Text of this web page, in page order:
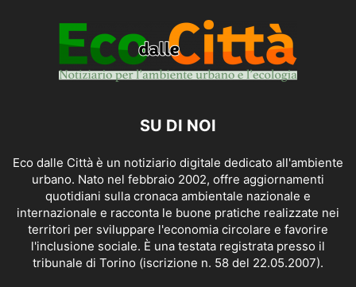
SU DI NOI
Eco dalle Città è un notiziario digitale dedicato all'ambiente
urbano. Nato nel febbraio 2002, offre aggiornamenti
quotidiani sulla cronaca ambientale nazionale e
internazionale e racconta le buone pratiche realizzate nei
territori per sviluppare l'economia circolare e favorire
l'inclusione sociale. È una testata registrata presso il
tribunale di Torino (iscrizione n. 58 del 22.05.2007).